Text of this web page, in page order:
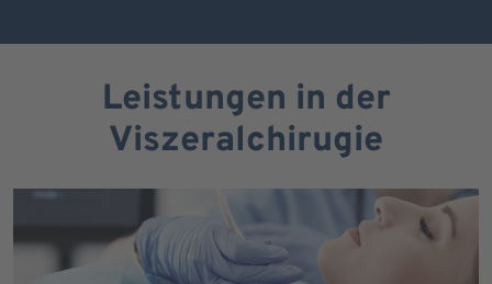
Leistungen in der
Viszeralchirugie